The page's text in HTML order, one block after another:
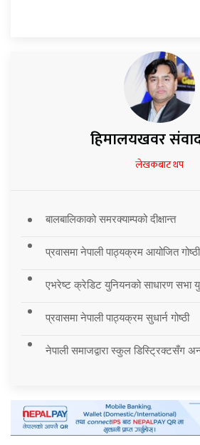
हिमालयखवर
लेखकबाट थप
बालबालिकाको समरक्याम्पको दीक्षान्त
प्रवासमा नेपाली पाठ्यक्रम आयोजित
एभरेष्ट क्रेडिट युनियनको साधारण सभा
प्रवासमा नेपाली पाठ्यक्रम सुधार्न गोष्ठी
नेपाली समाजद्वारा स्कुल डिस्ट्रिक्टसँग